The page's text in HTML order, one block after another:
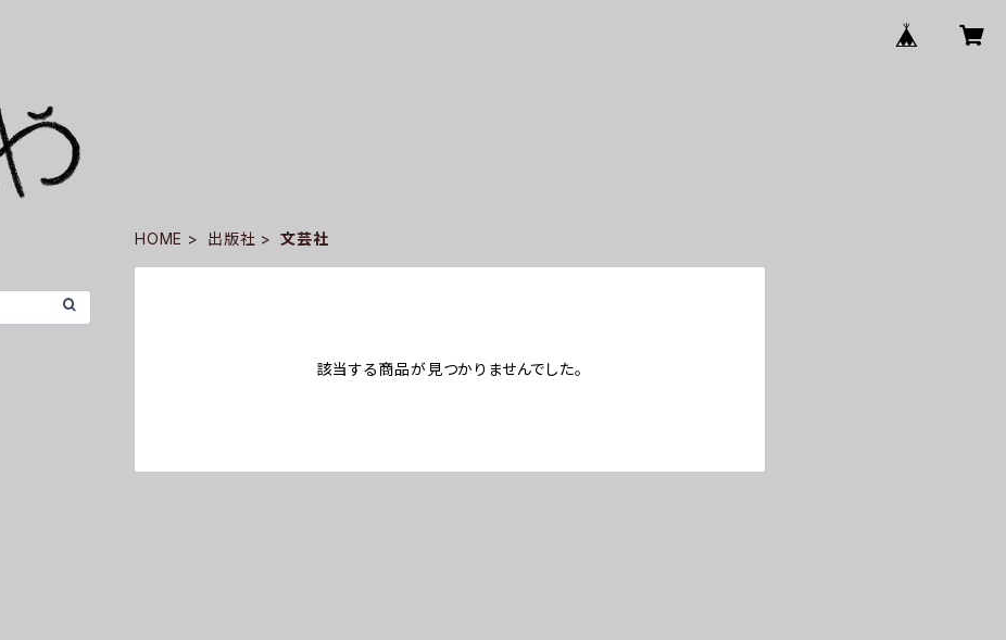
HOME 出版社 文芸社
該当する商品が見つかりませんでした。